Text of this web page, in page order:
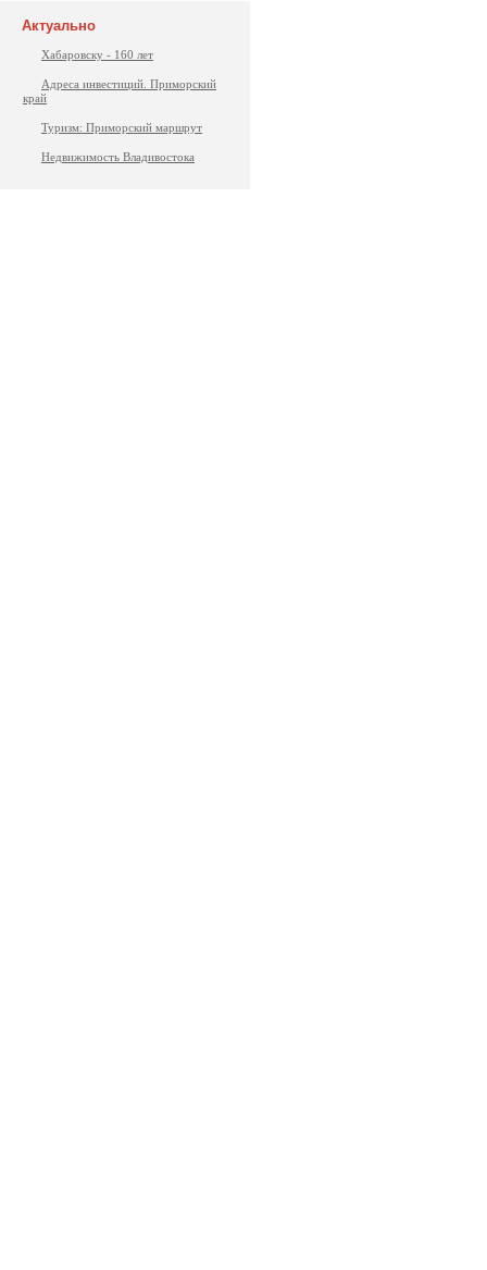
Актуально
Хабаровску - 160 лет
Адреса инвестиций. Приморский
край
Туризм: Приморский маршрут
Недвижимость Владивостока